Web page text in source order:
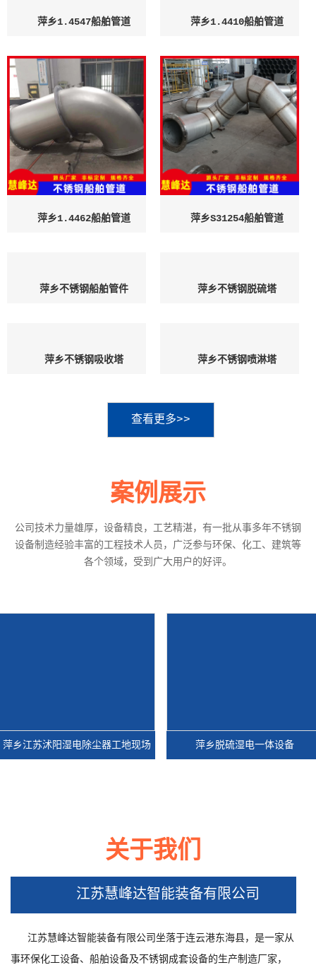
萍乡1.4547船舶管道 萍乡1.4410船舶管道
萍乡1.4462船舶管道 萍乡S31254船舶管道
萍乡不锈钢船舶管件 萍乡不锈钢脱硫塔
萍乡不锈钢吸收塔 萍乡不锈钢喷淋塔
查看更多>>
案例展示
公司技术力量雄厚，设备精良，工艺精湛，有一批从事多年不锈钢
设备制造经验丰富的工程技术人员，广泛参与环保、化工、建筑等
各个领域，受到广大用户的好评。
江苏沭阳湿电除尘器工地现场 萍乡脱硫湿电一体设备
江苏沭阳湿电除尘器工地现场 萍乡脱硫湿电一体设备
关于我们
江苏慧峰达智能装备有限公司
江苏慧峰达智能装备有限公司坐落于连云港东海县，是一家从
事环保化工设备、船舶设备及不锈钢成套设备的生产制造厂家，